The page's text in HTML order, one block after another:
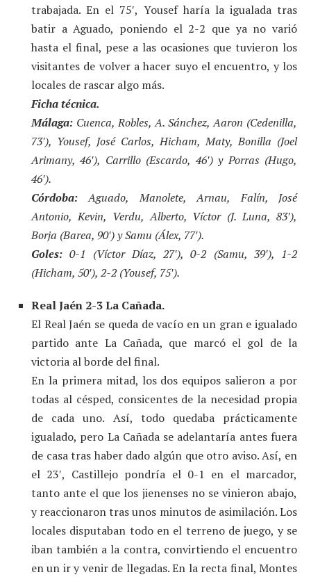
trabajada. En el 75′, Yousef haría la igualada tras
batir a Aguado, poniendo el 2-2 que ya no varió
hasta el final, pese a las ocasiones que tuvieron los
visitantes de volver a hacer suyo el encuentro, y los
locales de rascar algo más.
Ficha técnica.
Málaga: Cuenca, Robles, A. Sánchez, Aaron (Cedenilla,
73′), Yousef, José Carlos, Hicham, Maty, Bonilla (Joel
Arimany, 46′), Carrillo (Escardo, 46′) y Porras (Hugo,
46′).
Córdoba: Aguado, Manolete, Arnau, Falín, José
Antonio, Kevin, Verdu, Alberto, Víctor (J. Luna, 83′),
Borja (Barea, 90′) y Samu (Álex, 77′).
Goles: 0-1 (Víctor Díaz, 27′), 0-2 (Samu, 39′), 1-2
(Hicham, 50′), 2-2 (Yousef, 75′).
Real Jaén 2-3 La Cañada.
El Real Jaén se queda de vacío en un gran e igualado
partido ante La Cañada, que marcó el gol de la
victoria al borde del final.
En la primera mitad, los dos equipos salieron a por
todas al césped, consicentes de la necesidad propia
de cada uno. Así, todo quedaba prácticamente
igualado, pero La Cañada se adelantaría antes fuera
de casa tras haber dado algún que otro aviso. Así, en
el 23′, Castillejo pondría el 0-1 en el marcador,
tanto ante el que los jienenses no se vinieron abajo,
y reaccionaron tras unos minutos de asimilación. Los
locales disputaban todo en el terreno de juego, y se
iban también a la contra, convirtiendo el encuentro
en un ir y venir de llegadas. En la recta final, Montes